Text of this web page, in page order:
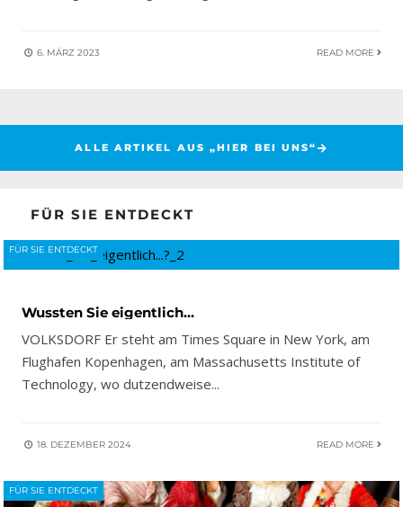
6. MÄRZ 2023 READ MORE
ALLE ARTIKEL AUS „HIER BEI UNS“
FÜR SIE ENTDECKT
FÜR SIE ENTDECKT
Wussten Sie eigentlich…
VOLKSDORF Er steht am Times Square in New York, am
Flughafen Kopenhagen, am Massachusetts Institute of
Technology, wo dutzendweise...
18. DEZEMBER 2024 READ MORE
FÜR SIE ENTDECKT